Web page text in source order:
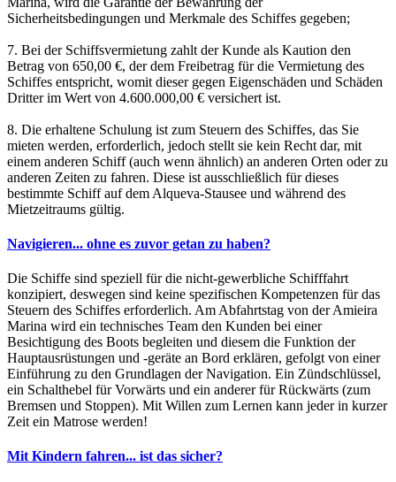
Sicherheitsbedingungen und Merkmale des Schiffes gegeben;
7. Bei der Schiffsvermietung zahlt der Kunde als Kaution den
Betrag von 650,00 €, der dem Freibetrag für die Vermietung des
Schiffes entspricht, womit dieser gegen Eigenschäden und Schäden
Dritter im Wert von 4.600.000,00 € versichert ist.
8. Die erhaltene Schulung ist zum Steuern des Schiffes, das Sie
mieten werden, erforderlich, jedoch stellt sie kein Recht dar, mit
einem anderen Schiff (auch wenn ähnlich) an anderen Orten oder zu
anderen Zeiten zu fahren. Diese ist ausschließlich für dieses
bestimmte Schiff auf dem Alqueva-Stausee und während des
Mietzeitraums gültig.
Navigieren... ohne es zuvor getan zu haben?
Die Schiffe sind speziell für die nicht-gewerbliche Schifffahrt
konzipiert, deswegen sind keine spezifischen Kompetenzen für das
Steuern des Schiffes erforderlich. Am Abfahrtstag von der Amieira
Marina wird ein technisches Team den Kunden bei einer
Besichtigung des Boots begleiten und diesem die Funktion der
Hauptausrüstungen und -geräte an Bord erklären, gefolgt von einer
Einführung zu den Grundlagen der Navigation. Ein Zündschlüssel,
ein Schalthebel für Vorwärts und ein anderer für Rückwärts (zum
Bremsen und Stoppen). Mit Willen zum Lernen kann jeder in kurzer
Zeit ein Matrose werden!
Mit Kindern fahren... ist das sicher?